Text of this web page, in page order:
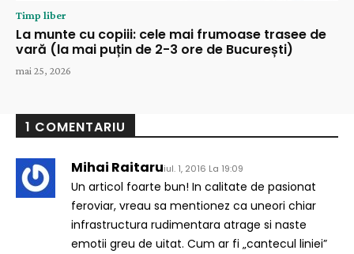
Timp liber
La munte cu copiii: cele mai frumoase trasee de
vară (la mai puțin de 2-3 ore de București)
mai 25, 2026
1 COMENTARIU
Mihai Raitaruiul. 1, 2016 La 19:09
Un articol foarte bun! In calitate de pasionat
feroviar, vreau sa mentionez ca uneori chiar
infrastructura rudimentara atrage si naste
emotii greu de uitat. Cum ar fi „cantecul liniei”